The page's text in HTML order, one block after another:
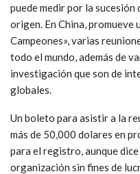
puede medir por la
origen. En China, promueve
Campeones», varias
todo el mundo, además de
investigación que son de
globales.
Un boleto para asistir a la
más de 50,000 dolares en
para el registro, aunque
organización sin fines de